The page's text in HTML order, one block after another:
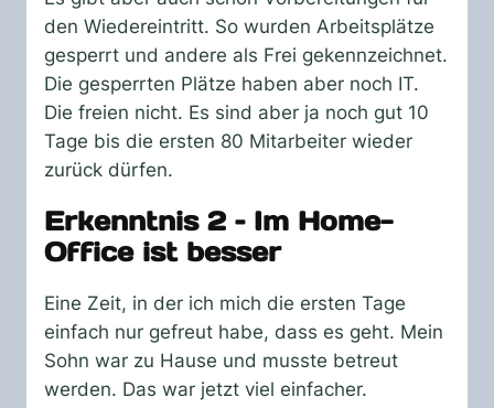
den Wiedereintritt. So wurden Arbeitsplätze
gesperrt und andere als Frei gekennzeichnet.
Die gesperrten Plätze haben aber noch IT.
Die freien nicht. Es sind aber ja noch gut 10
Tage bis die ersten 80 Mitarbeiter wieder
zurück dürfen.
Erkenntnis 2 – Im Home-
Office ist besser
Eine Zeit, in der ich mich die ersten Tage
einfach nur gefreut habe, dass es geht. Mein
Sohn war zu Hause und musste betreut
werden. Das war jetzt viel einfacher.